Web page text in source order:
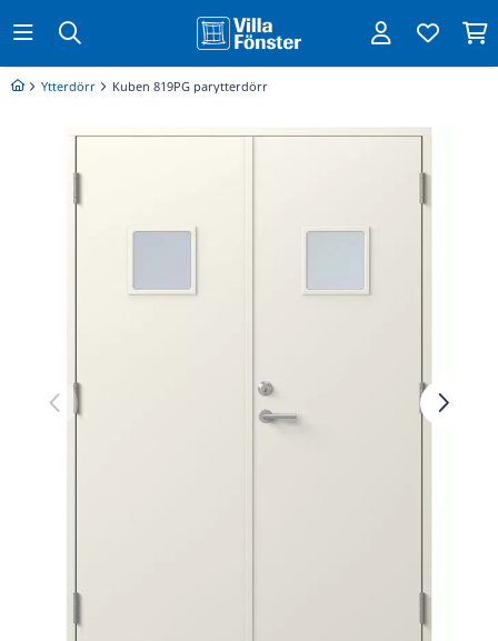
Ytterdörr Kuben 819PG parytterdörr